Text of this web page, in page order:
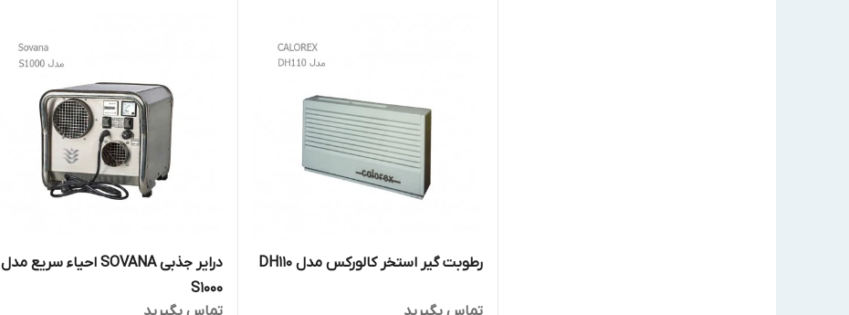
رطوبت گیر استخر کالورکس مدل DH110
درایر جذبی SOVANA احیاء سریع مدل
S1000